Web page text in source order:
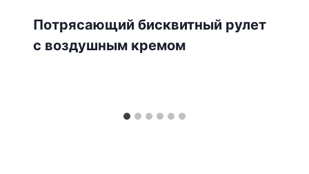
Потрясающий бисквитный рулет
с воздушным кремом